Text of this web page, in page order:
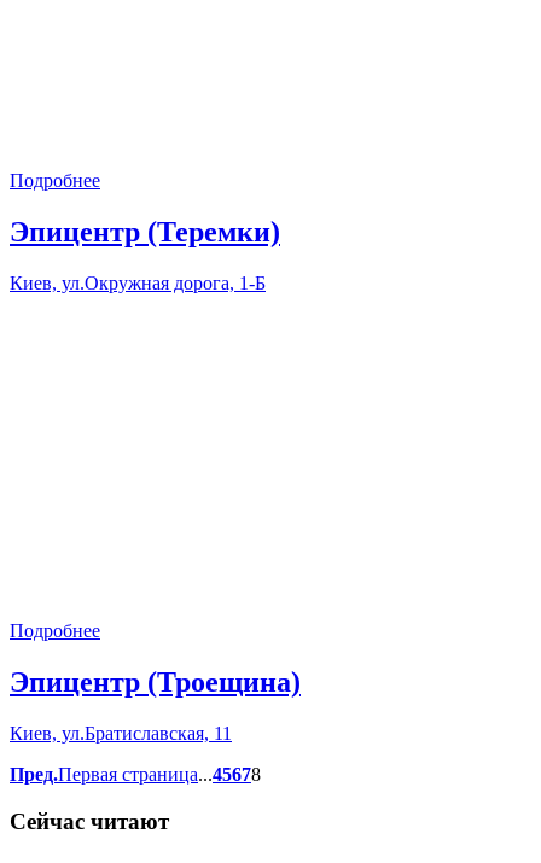
Подробнее
Эпицентр (Теремки)
Киев, ул.Окружная дорога, 1-Б
Подробнее
Эпицентр (Троещина)
Киев, ул.Братиславская, 11
Пред.Первая страница...45678
Сейчас читают